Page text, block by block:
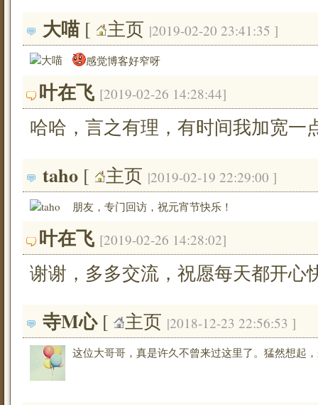
大喵[ 主页 |2019-02-20 23:41:35 ]
感觉博客好窄呀
叶在飞 [2019-02-26 14:28:44]
哈哈，言之有理，有时间我加宽一
taho [ 主页 |2019-02-19 22:29:00 ]
朋友，专门回访，祝元宵节快乐！
叶在飞 [2019-02-26 14:28:02]
谢谢，多多交流，祝愿每天都开心
寺M心[ 主页 |2018-12-23 22:56:53 ]
这位大哥哥，真是许久不曾来过这里了。猛然想起